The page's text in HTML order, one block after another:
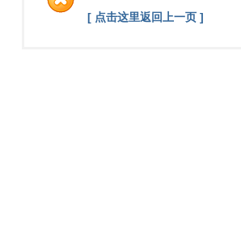
[ 点击这里返回上一页 ]